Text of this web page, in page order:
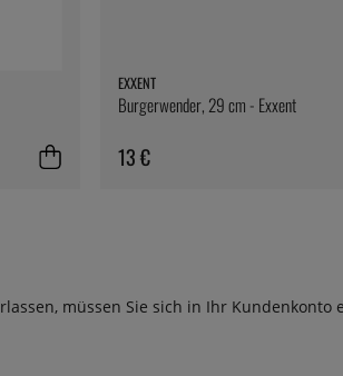
EXXENT
Burgerwender, 29 cm - Exxent
13 €
müssen Sie sich in Ihr Kundenkonto